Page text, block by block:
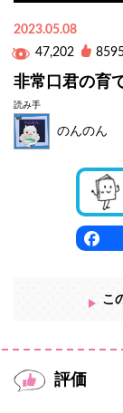
2023.05.08
47,202
非常口君の育
読み手
のんのん
こ
評価